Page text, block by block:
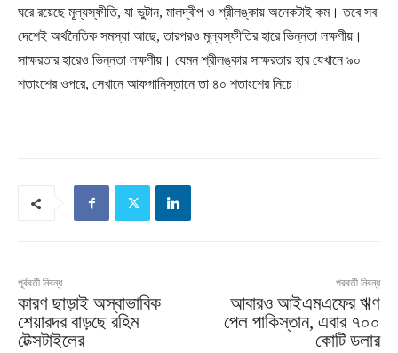
ঘরে রয়েছে মূল্যস্ফীতি, যা ভুটান, মালদ্বীপ ও শ্রীলঙ্কায় অনেকটাই কম। তবে সব
দেশেই অর্থনৈতিক সমস্যা আছে, তারপরও মূল্যস্ফীতির হারে ভিন্নতা লক্ষণীয়।
সাক্ষরতার হারেও ভিন্নতা লক্ষণীয়। যেমন শ্রীলঙ্কার সাক্ষরতার হার যেখানে ৯০
শতাংশের ওপরে, সেখানে আফগানিস্তানে তা ৪০ শতাংশের নিচে।
পূর্ববর্তী নিবন্ধ
কারণ ছাড়াই অস্বাভাবিক
শেয়ারদর বাড়ছে রহিম
টেক্সটাইলের
পরবর্তী নিবন্ধ
আবারও আইএমএফের ঋণ
পেল পাকিস্তান, এবার ৭০০
কোটি ডলার